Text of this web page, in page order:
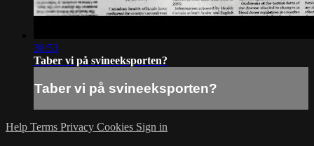
30:53
Taber vi på svineeksporten?
Taber vi på svineeksporten?
Help Terms Privacy Cookies Sign in